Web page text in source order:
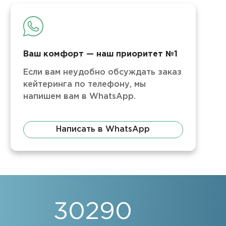
Ваш комфорт — наш приоритет №1
Если вам неудобно обсуждать заказ
кейтеринга по телефону, мы
напишем вам в WhatsApp.
Написать в WhatsApp
30290